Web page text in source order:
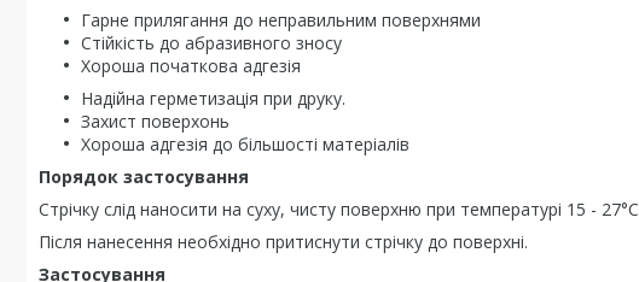
Гарне прилягання до неправильним поверхнями
Стійкість до абразивного зносу
Хороша початкова адгезія
Надійна герметизація при друку.
Захист поверхонь
Хороша адгезія до більшості матеріалів
Порядок застосування
Стрічку слід наносити на суху, чисту поверхню при температурі 15 - 27°C
Після нанесення необхідно притиснути стрічку до поверхні.
Застосування